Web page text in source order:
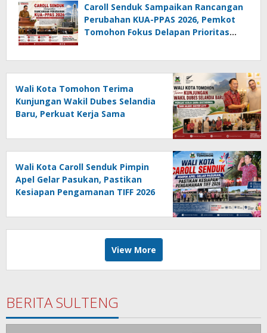
Caroll Senduk Sampaikan Rancangan
Perubahan KUA-PPAS 2026, Pemkot
Tomohon Fokus Delapan Prioritas
Wali Kota Tomohon Terima
Kunjungan Wakil Dubes Selandia
Baru, Perkuat Kerja Sama
Wali Kota Caroll Senduk Pimpin
Apel Gelar Pasukan, Pastikan
Kesiapan Pengamanan TIFF 2026
View More
BERITA SULTENG